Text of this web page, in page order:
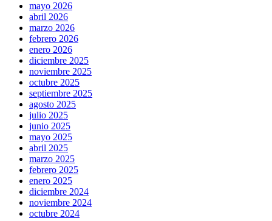
mayo 2026
abril 2026
marzo 2026
febrero 2026
enero 2026
diciembre 2025
noviembre 2025
octubre 2025
septiembre 2025
agosto 2025
julio 2025
junio 2025
mayo 2025
abril 2025
marzo 2025
febrero 2025
enero 2025
diciembre 2024
noviembre 2024
octubre 2024